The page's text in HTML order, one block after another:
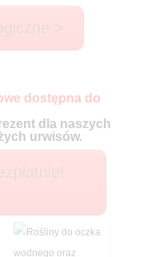
dostępna do
dla naszych
urwisów.